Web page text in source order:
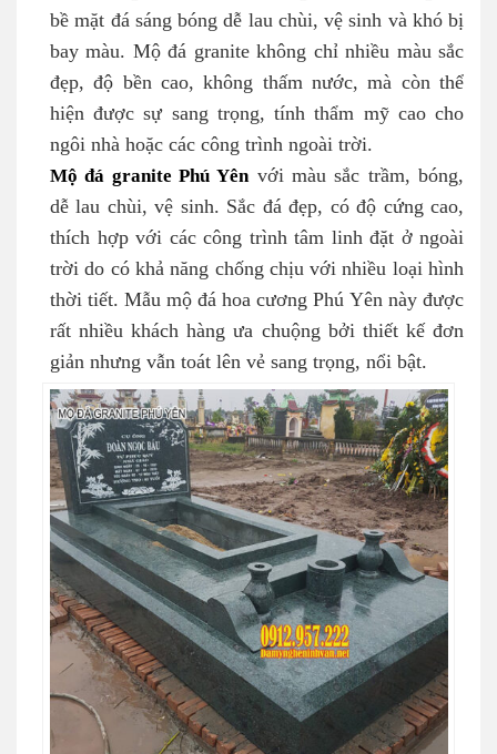
bề mặt đá sáng bóng dễ lau chùi, vệ sinh và khó bị
bay màu. Mộ đá granite không chỉ nhiều màu sắc
đẹp, độ bền cao, không thấm nước, mà còn thể
hiện được sự sang trọng, tính thẩm mỹ cao cho
ngôi nhà hoặc các công trình ngoài trời.
Mộ đá granite Phú Yên với màu sắc trầm, bóng,
dễ lau chùi, vệ sinh. Sắc đá đẹp, có độ cứng cao,
thích hợp với các công trình tâm linh đặt ở ngoài
trời do có khả năng chống chịu với nhiều loại hình
thời tiết. Mẫu mộ đá hoa cương Phú Yên này được
rất nhiều khách hàng ưa chuộng bởi thiết kế đơn
giản nhưng vẫn toát lên vẻ sang trọng, nổi bật.